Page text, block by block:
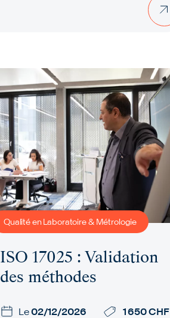
Qualité en Laboratoire & Métrologie
ISO 17025 : Validation
des méthodes
Le02/12/2026
1 650 CHF